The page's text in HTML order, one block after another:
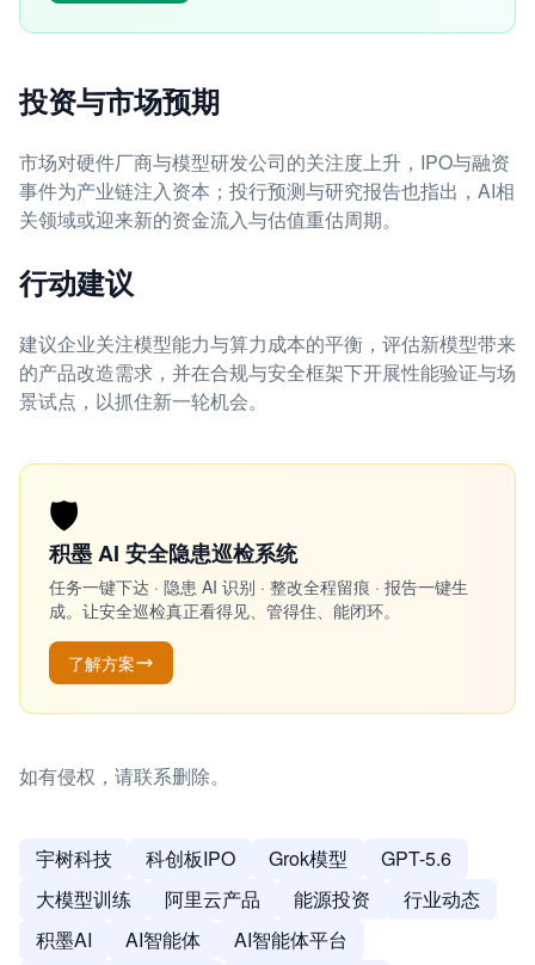
投资与市场预期
市场对硬件厂商与模型研发公司的关注度上升，IPO与融资
事件为产业链注入资本；投行预测与研究报告也指出，AI相
关领域或迎来新的资金流入与估值重估周期。
行动建议
建议企业关注模型能力与算力成本的平衡，评估新模型带来
的产品改造需求，并在合规与安全框架下开展性能验证与场
景试点，以抓住新一轮机会。
🛡️
积墨 AI 安全隐患巡检系统
任务一键下达 · 隐患 AI 识别 · 整改全程留痕 · 报告一键生
成。让安全巡检真正看得见、管得住、能闭环。
了解方案
如有侵权，请联系删除。
宇树科技 科创板IPO Grok模型
GPT-5.6
大模型训练
阿里云产品 能源投资
行业动态
积墨AI
AI智能体
AI智能体平台